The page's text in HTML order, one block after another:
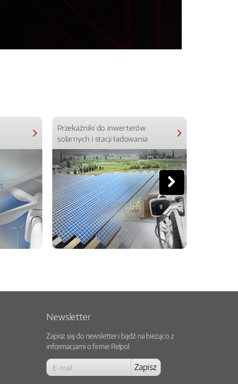
Przekaźniki do inwerterów
solarnych i stacji ładowania
Newsletter
Zapisz się do newsletter i bądź na bieżąco z
informacjami o firmie Relpol